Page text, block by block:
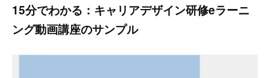
15分でわかる：キャリアデザイン研修eラーニ
ング動画講座のサンプル